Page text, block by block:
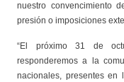
nuestro convencimiento
presión o imposiciones
“El próximo 31 de
responderemos a la
nacionales, presentes